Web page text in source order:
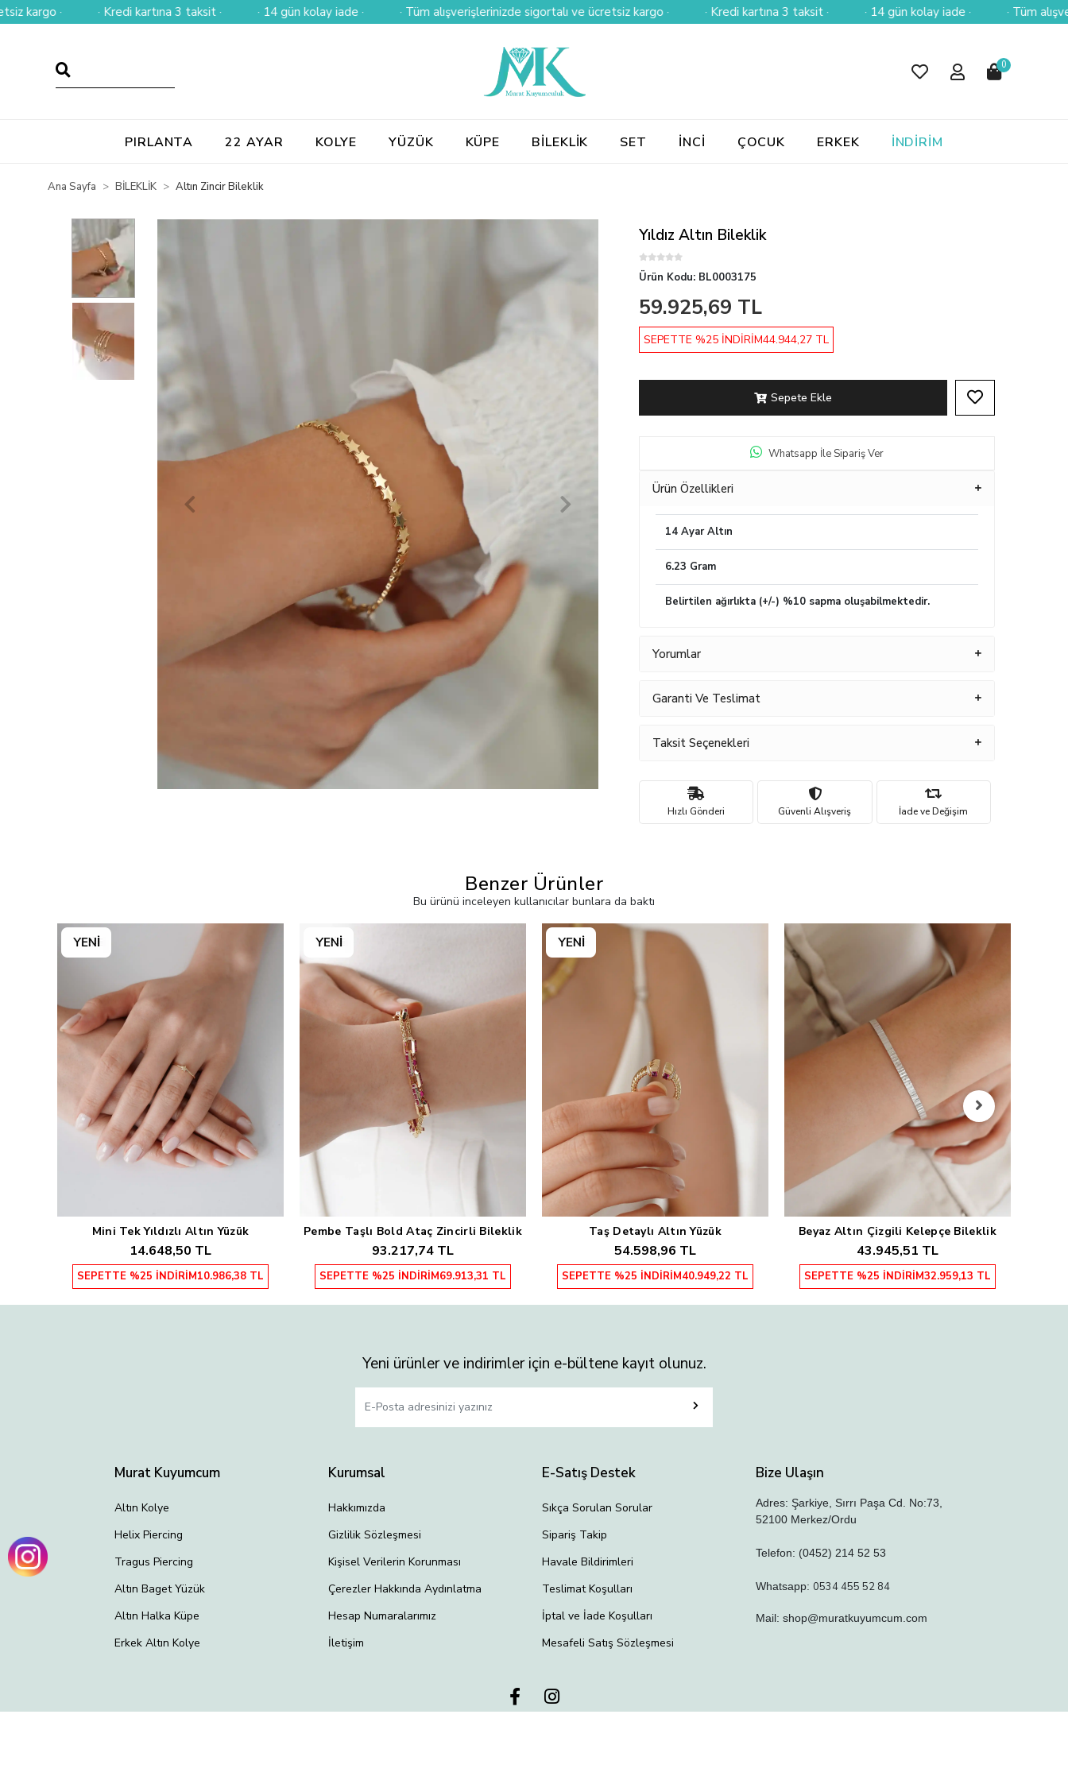
· · Kredi kartına 3 taksit · · 14 gün kolay iade · · Tüm alışverişlerinizde sigortalı ve ücretsiz kargo · · Kredi kartına 3 taksit · · 14 gün kolay iade · · Tüm
0
PIRLANTA 22 AYAR KOLYE YÜZÜK KÜPE BİLEKLİK SET İNCİ ÇOCUK ERKEK İNDİRİM
Ana Sayfa BİLEKLİK Altın Zincir Bileklik
Yıldız Altın Bileklik
Ürün Kodu: BL0003175
59.925,69 TL
SEPETTE %25 İNDİRİM44.944,27 TL
Sepete Ekle
Whatsapp İle Sipariş Ver
Ürün Özellikleri
14 Ayar Altın
6.23 Gram
Belirtilen ağırlıkta (+/-) %10 sapma oluşabilmektedir.
Yorumlar
Garanti Ve Teslimat
Taksit Seçenekleri
Hızlı Gönderi Güvenli Alışveriş İade ve Değişim
Benzer Ürünler
Bu ürünü inceleyen kullanıcılar bunlara da baktı
Sepete Ekle
Mini Tek Yıldızlı Altın Yüzük
14.648,50 TL
SEPETTE %25 İNDİRİM10.986,38 TL
Sepete Ekle
Pembe Taşlı Bold Ataç Zincirli Bileklik
93.217,74 TL
SEPETTE %25 İNDİRİM69.913,31 TL
Sepete Ekle
Taş Detaylı Altın Yüzük
54.598,96 TL
SEPETTE %25 İNDİRİM40.949,22 TL
Sepete Ekle
Beyaz Altın Çizgili Kelepçe Bileklik
43.945,51 TL
SEPETTE %25 İNDİRİM32.959,13 TL
Yeni ürünler ve indirimler için e-bültene kayıt olunuz.
Murat Kuyumcum
Altın Kolye
Helix Piercing
Tragus Piercing
Altın Baget Yüzük
Altın Halka Küpe
Erkek Altın Kolye
Kurumsal
Hakkımızda
Gizlilik Sözleşmesi
Kişisel Verilerin Korunması
Çerezler Hakkında Aydınlatma
Hesap Numaralarımız
İletişim
E-Satış Destek
Sıkça Sorulan Sorular
Sipariş Takip
Havale Bildirimleri
Teslimat Koşulları
İptal ve İade Koşulları
Mesafeli Satış Sözleşmesi
Bize Ulaşın
Adres: Şarkiye, Sırrı Paşa Cd. No:73,
52100 Merkez/Ordu
Telefon: (0452) 214 52 53
Whatsapp: 0534 455 52 84
Mail: shop@muratkuyumcum.com